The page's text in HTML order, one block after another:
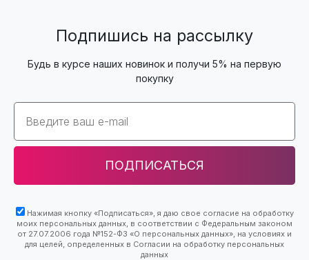
Подпишись на рассылку
Будь в курсе наших новинок и получи 5% на первую
покупку
Email
ПОДПИСАТЬСЯ
Нажимая кнопку «Подписаться», я даю свое согласие на обработку
моих персональных данных, в соответствии с Федеральным законом
от 27.07.2006 года №152-ФЗ «О персональных данных», на условиях и
для целей, определенных в Согласии на обработку персональных
данных